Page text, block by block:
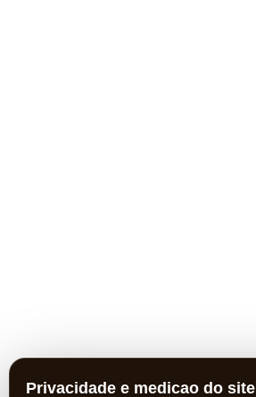
Privacidade e medicao do site